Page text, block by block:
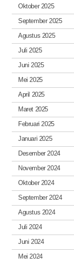
Oktober 2025
September 2025
Agustus 2025
Juli 2025
Juni 2025
Mei 2025
April 2025
Maret 2025
Februari 2025
Januari 2025
Desember 2024
November 2024
Oktober 2024
September 2024
Agustus 2024
Juli 2024
Juni 2024
Mei 2024